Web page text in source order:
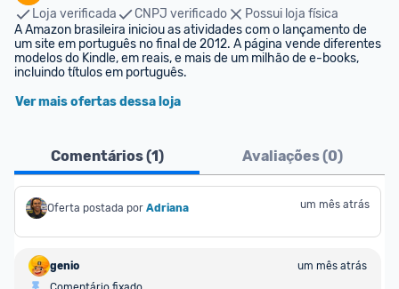
Loja verificada
CNPJ verificado
Possui loja física
A Amazon brasileira iniciou as atividades com o lançamento de
um site em português no final de 2012. A página vende diferentes
modelos do Kindle, em reais, e mais de um milhão de e-books,
incluindo títulos em português.
Ver mais ofertas dessa loja
Comentários (1) Avaliações (0)
Oferta postada por Adriana um mês atrás
genio
um mês atrás